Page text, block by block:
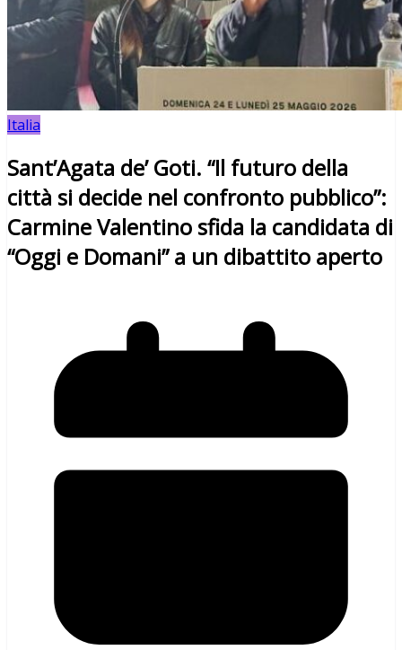
Italia
Sant’Agata de’ Goti. “Il futuro della
città si decide nel confronto pubblico”:
Carmine Valentino sfida la candidata di
“Oggi e Domani” a un dibattito aperto